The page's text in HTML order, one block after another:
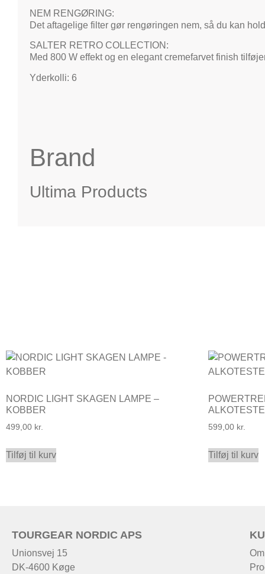
NEM RENGØRING:
Det aftagelige filter gør rengøringen nem, så du kan
SALTER RETRO COLLECTION:
Med 800 W effekt og en elegant cremefarvet finish
Yderkolli: 6
Brand
Ultima Products
NORDIC LIGHT SKAGEN LAMPE –
KOBBER
499,00 kr.
Tilføj til kurv
599,00 kr.
Tilføj til kurv
TOURGEAR NORDIC APS
Unionsvej 15
DK-4600 Køge